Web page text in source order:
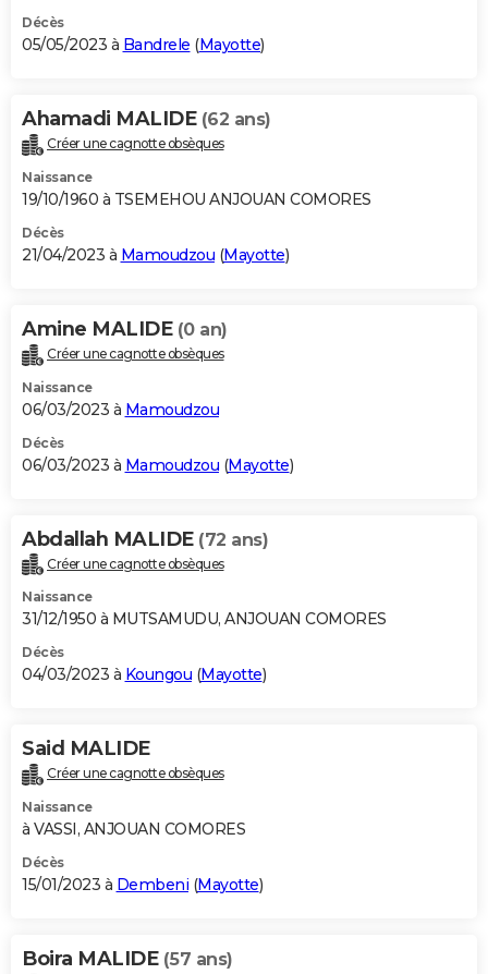
Décès
05/05/2023 à Bandrele (Mayotte)
Ahamadi MALIDE (62 ans)
Créer une cagnotte obsèques
Naissance
19/10/1960 à TSEMEHOU ANJOUAN COMORES
Décès
21/04/2023 à Mamoudzou (Mayotte)
Amine MALIDE (0 an)
Créer une cagnotte obsèques
Naissance
06/03/2023 à Mamoudzou
Décès
06/03/2023 à Mamoudzou (Mayotte)
Abdallah MALIDE (72 ans)
Créer une cagnotte obsèques
Naissance
31/12/1950 à MUTSAMUDU, ANJOUAN COMORES
Décès
04/03/2023 à Koungou (Mayotte)
Said MALIDE
Créer une cagnotte obsèques
Naissance
à VASSI, ANJOUAN COMORES
Décès
15/01/2023 à Dembeni (Mayotte)
Boira MALIDE (57 ans)